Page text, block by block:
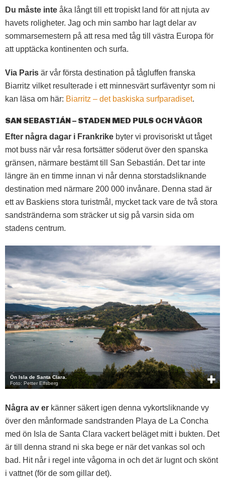
Du måste inte åka långt till ett tropiskt land för att njuta av
havets roligheter. Jag och min sambo har lagt delar av
sommarsemestern på att resa med tåg till västra Europa för
att upptäcka kontinenten och surfa.
Via Paris är vår första destination på tågluffen franska
Biarritz vilket resulterade i ett minnesvärt surfäventyr som ni
kan läsa om här: Biarritz – det baskiska surfparadiset.
SAN SEBASTIÁN – STADEN MED PULS OCH VÅGOR
Efter några dagar i Frankrike byter vi provisoriskt ut tåget
mot buss när vår resa fortsätter söderut över den spanska
gränsen, närmare bestämt till San Sebastián. Det tar inte
längre än en timme innan vi når denna storstadsliknande
destination med närmare 200 000 invånare. Denna stad är
ett av Baskiens stora turistmål, mycket tack vare de två stora
sandstränderna som sträcker ut sig på varsin sida om
stadens centrum.
Ön Isla de Santa Clara.
Foto: Petter Elfsberg
Några av er känner säkert igen denna vykortsliknande vy
över den månformade sandstranden Playa de La Concha
med ön Isla de Santa Clara vackert beläget mitt i bukten. Det
är till denna strand ni ska bege er när det vankas sol och
bad. Hit når i regel inte vågorna in och det är lugnt och skönt
i vattnet (för de som gillar det).